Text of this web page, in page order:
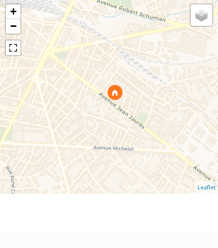
+
−
Leaflet